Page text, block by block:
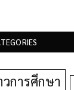
วการศึกษา